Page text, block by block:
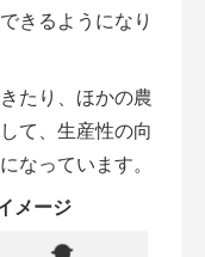
きるようになり
たり、ほかの農
て、生産性の向
なっています。
メージ